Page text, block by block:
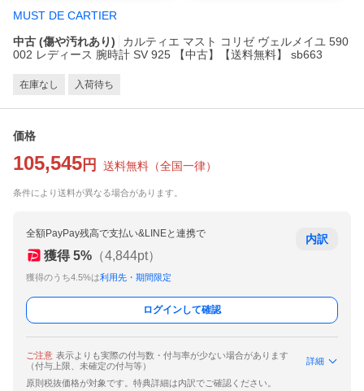
MUST DE CARTIER
中古 (傷や汚れあり)
カルティエ マスト コリゼ ヴェルメイユ 590
002 レディース 腕時計 SV 925 【中古】【送料無料】 sb663
在庫なし 入荷待ち
価格
105,545 円 送料無料 （全国一律）
条件により送料が異なる場合があります。
全額PayPay残高で支払い&LINEと連携で
獲得 5% （4,844pt）
獲得のうち4.5%は利用先・期間限定
内訳
ログインして確認
ご注意 表示よりも実際の付与数・付与率が少ない場合があります
（付与上限、未確定の付与等）
詳細
原則税抜価格が対象です。特典詳細は内訳でご確認ください。